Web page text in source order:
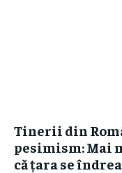
Tinerii din
pesimism: Mai
că țara se